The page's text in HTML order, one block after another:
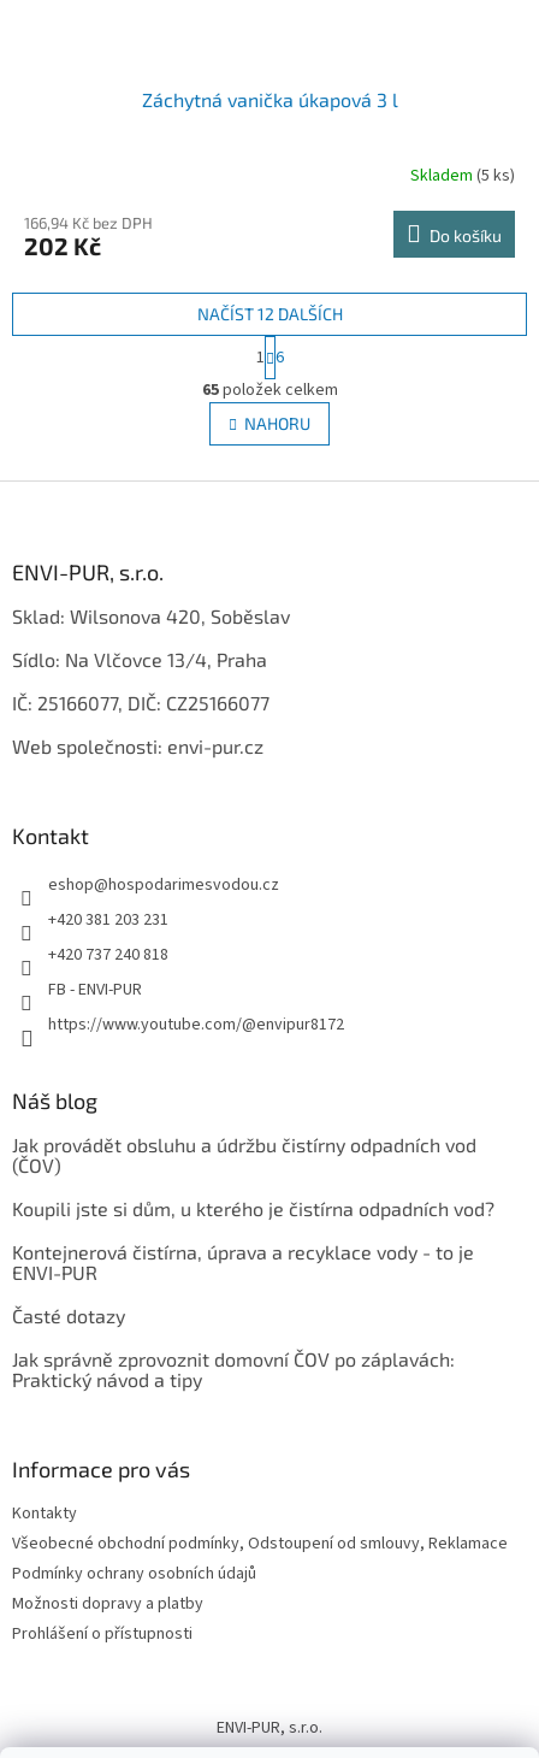
Záchytná vanička úkapová 3 l
Skladem (5 ks)
166,94 Kč bez DPH
202 Kč Do košíku
O
v
l
á
k
ý
NAČÍST 12 DALŠÍCH
S
t
r
á
n
k
v
1 6
65položek celkem
NAHORU
ENVI-PUR, s.r.o.
Sklad: Wilsonova 420, Soběslav
Sídlo: Na Vlčovce 13/4, Praha
IČ: 25166077, DIČ: CZ25166077
Web společnosti: envi-pur.cz
Kontakt
eshop@hospodarimesvodou.cz
+420 381 203 231
+420 737 240 818
FB - ENVI-PUR
https://www.youtube.com/@envipur8172
Náš blog
Jak provádět obsluhu a údržbu čistírny odpadních vod
(ČOV)
Koupili jste si dům, u kterého je čistírna odpadních vod?
Kontejnerová čistírna, úprava a recyklace vody - to je
ENVI-PUR
Časté dotazy
Jak správně zprovoznit domovní ČOV po záplavách:
Praktický návod a tipy
Informace pro vás
Kontakty
Všeobecné obchodní podmínky, Odstoupení od smlouvy, Reklamace
Podmínky ochrany osobních údajů
Možnosti dopravy a platby
Prohlášení o přístupnosti
ENVI-PUR, s.r.o.